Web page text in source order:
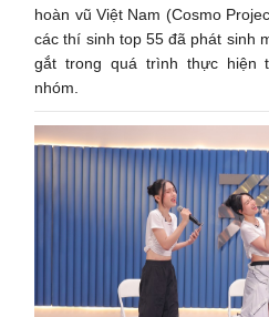
hoàn vũ Việt Nam (Cosmo
các thí sinh top 55 đã phát sinh
gắt trong quá trình thực hiện
nhóm.